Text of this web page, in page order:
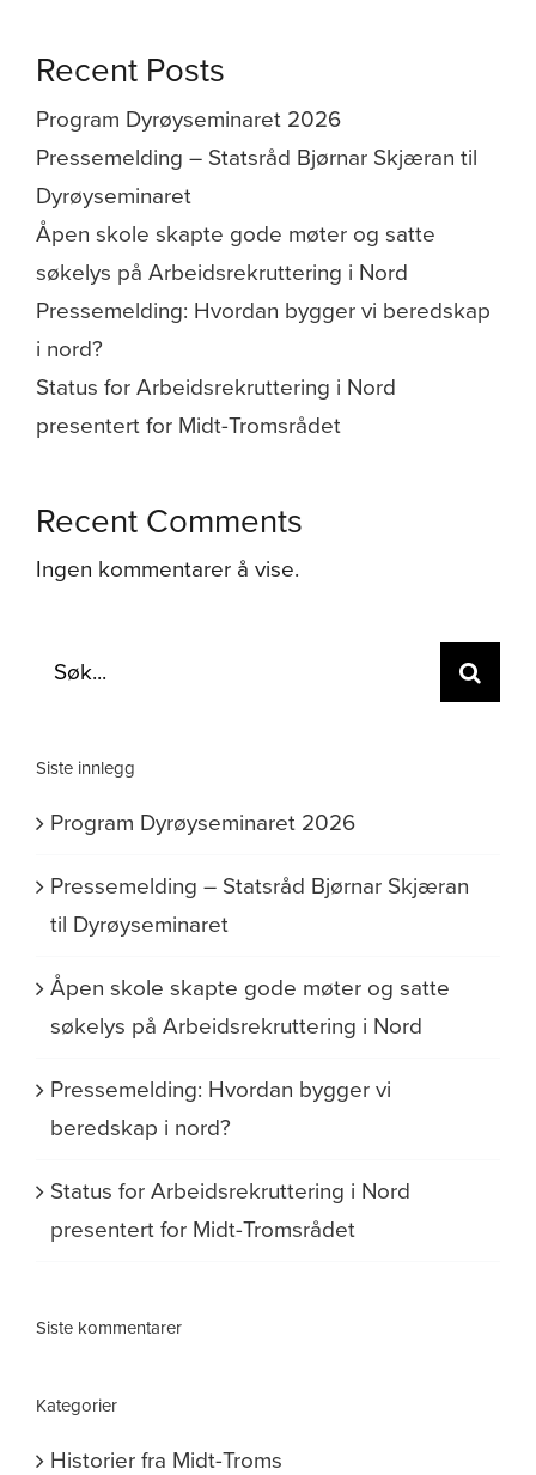
Recent Posts
Program Dyrøyseminaret 2026
Pressemelding – Statsråd Bjørnar Skjæran til
Dyrøyseminaret
Åpen skole skapte gode møter og satte
søkelys på Arbeidsrekruttering i Nord
Pressemelding: Hvordan bygger vi beredskap
i nord?
Status for Arbeidsrekruttering i Nord
presentert for Midt-Tromsrådet
Recent Comments
Ingen kommentarer å vise.
Søk
Siste innlegg
Program Dyrøyseminaret 2026
Pressemelding – Statsråd Bjørnar Skjæran
til Dyrøyseminaret
Åpen skole skapte gode møter og satte
søkelys på Arbeidsrekruttering i Nord
Pressemelding: Hvordan bygger vi
beredskap i nord?
Status for Arbeidsrekruttering i Nord
presentert for Midt-Tromsrådet
Siste kommentarer
Kategorier
Historier fra Midt-Troms